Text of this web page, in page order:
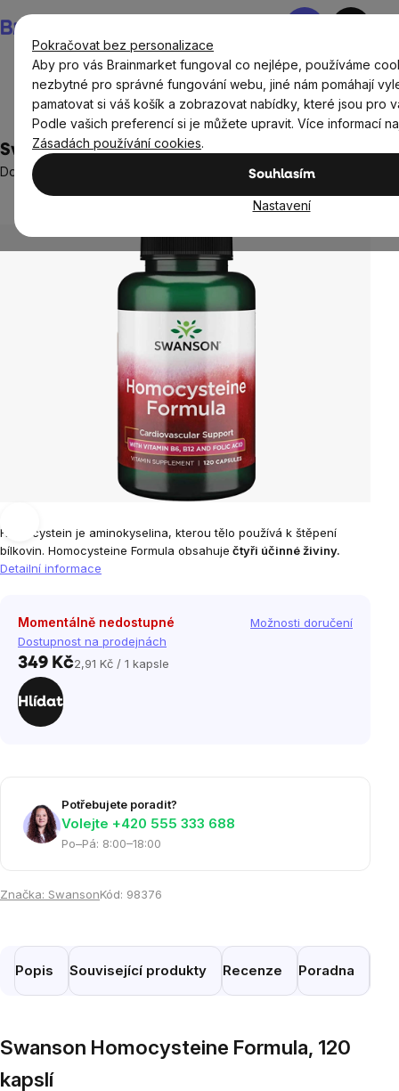
Pokračovat bez personalizace
Aby pro vás Brainmarket fungoval co nejlépe, používáme
nezbytné pro správné fungování webu, jiné nám pomáhají
pamatovat si váš košík a zobrazovat nabídky, které jsou pro
Podle vašich preferencí si je můžete upravit. Více informací
Zásadách používání cookies.
Souhlasím
Nastavení
na
obsah
Nákupní
Doplňky stravy a výživa
Swanson Homocysteine Formula, 120 kapslí
Doplněk stravy
hodnocení
produktu
je
1 hodnocení
Homocystein je aminokyselina, kterou tělo používá k štěpení
bílkovin. Homocysteine Formula obsahuje čtyři účinné živiny.
Detailní informace
Momentálně nedostupné
Dostupnost na prodejnách
Možnosti doručení
349 KčMěrná
2,91 Kč / 1 kapsle
Hlídat
Potřebujete poradit?
Volejte ‭+420 555 333 688
Po–Pá: 8:00–18:00
Značka: SwansonKód: 98376
Popis Související produkty Recenze Poradna
Swanson Homocysteine Formula, 120
kapslí